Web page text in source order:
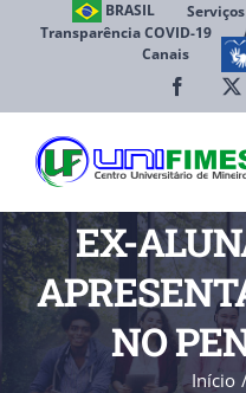
BRASIL Serviços
Transparência COVID-19
Canais
EX-
NO
Início